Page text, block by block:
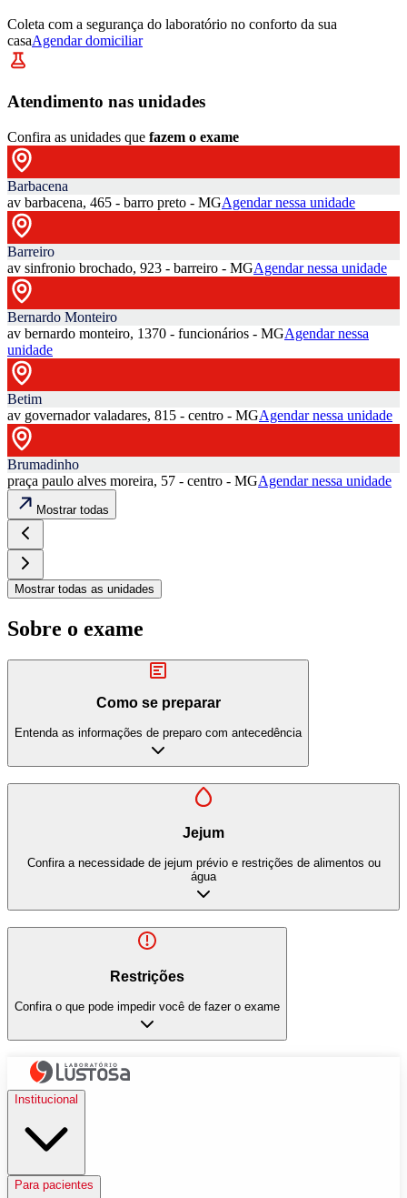
Coleta com a segurança do laboratório no conforto da sua
casaAgendar domiciliar
Atendimento nas unidades
Confira as unidades que fazem o exame
Barbacena
av barbacena, 465 - barro preto - MGAgendar nessa unidade
Barreiro
av sinfronio brochado, 923 - barreiro - MGAgendar nessa unidade
Bernardo Monteiro
av bernardo monteiro, 1370 - funcionários - MGAgendar nessa
unidade
Betim
av governador valadares, 815 - centro - MGAgendar nessa unidade
Brumadinho
praça paulo alves moreira, 57 - centro - MGAgendar nessa unidade
Mostrar todas
Mostrar todas as unidades
Sobre o exame
Como se preparar
Entenda as informações de preparo com antecedência
Jejum
Confira a necessidade de jejum prévio e restrições de alimentos ou
água
Restrições
Confira o que pode impedir você de fazer o exame
Institucional
Para pacientes